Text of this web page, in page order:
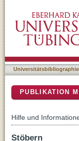
Universitätsbibliographie
PUBLIKATION
Hilfe und
Stöbern